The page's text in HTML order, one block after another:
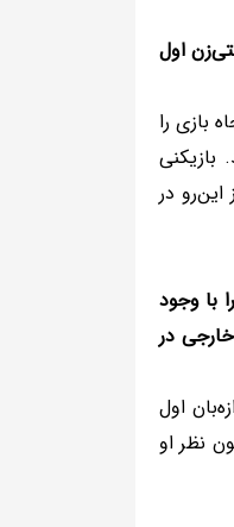
اول
بازی را
در
با وجود
در
اول
نظر او